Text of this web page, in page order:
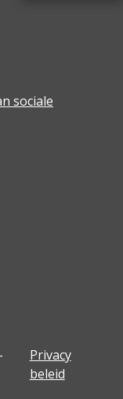
sociale
Privacy
beleid